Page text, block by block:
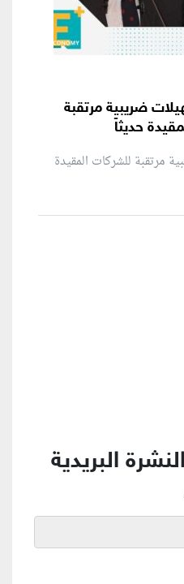
ضريبية مرتقبة
حديثاً
مرتقبة للشركات المقيدة
البريدية